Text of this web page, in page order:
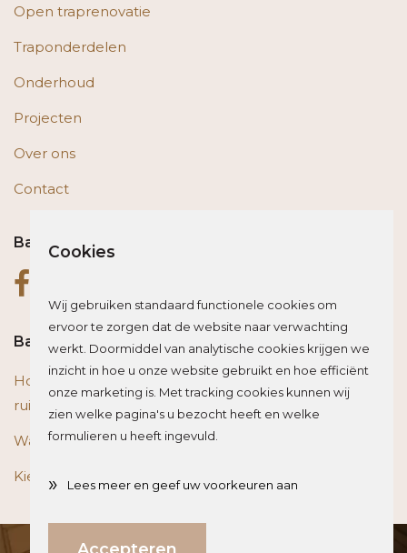
Open traprenovatie
Traponderdelen
Onderhoud
Projecten
Over ons
Contact
Bas op social media
Bas blogt
Houten vloer of trap renoveren? Zo beïnvloed je de
ruimte optisch
Wat is het beste materiaal voor een traprenovatie?
Kies de juiste plint voor je vloer
Direct weten wat jouw investering is?
Cookies
Wij gebruiken standaard functionele cookies om
ervoor te zorgen dat de website naar verwachting
werkt. Doormiddel van analytische cookies krijgen we
inzicht in hoe u onze website gebruikt en hoe efficiënt
onze marketing is. Met tracking cookies kunnen wij
zien welke pagina's u bezocht heeft en welke
formulieren u heeft ingevuld.
» Lees meer en geef uw voorkeuren aan